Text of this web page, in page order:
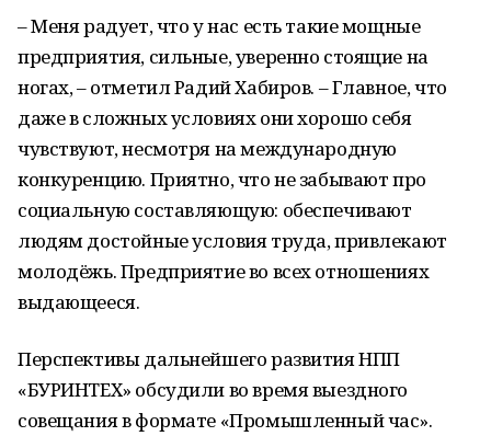
– Меня радует, что у нас есть такие мощные
предприятия, сильные, уверенно стоящие на
ногах, – отметил Радий Хабиров. – Главное, что
даже в сложных условиях они хорошо себя
чувствуют, несмотря на международную
конкуренцию. Приятно, что не забывают про
социальную составляющую: обеспечивают
людям достойные условия труда, привлекают
молодёжь. Предприятие во всех отношениях
выдающееся.
Перспективы дальнейшего развития НПП
«БУРИНТЕХ» обсудили во время выездного
совещания в формате «Промышленный час».